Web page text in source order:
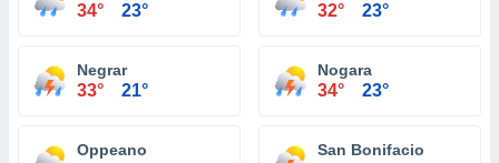
34° 23° 32° 23°
Negrar
33° 21°
Nogara
34° 23°
Oppeano San Bonifacio